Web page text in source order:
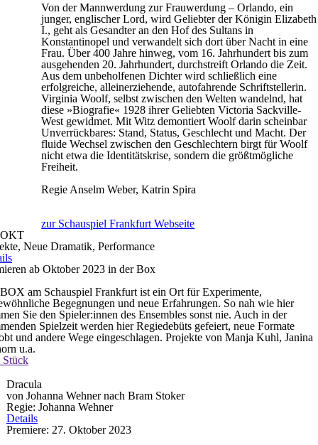
Von der Mannwerdung zur Frauwerdung – Orlando, ein
junger, englischer Lord, wird Geliebter der Königin Elizabeth
I., geht als Gesandter an den Hof des Sultans in
Konstantinopel und verwandelt sich dort über Nacht in eine
Frau. Über 400 Jahre hinweg, vom 16. Jahrhundert bis zum
ausgehenden 20. Jahrhundert, durchstreift Orlando die Zeit.
Aus dem unbeholfenen Dichter wird schließlich eine
erfolgreiche, alleinerziehende, autofahrende Schriftstellerin.
Virginia Woolf, selbst zwischen den Welten wandelnd, hat
diese »Biografie« 1928 ihrer Geliebten Victoria Sackville-
West gewidmet. Mit Witz demontiert Woolf darin scheinbar
Unverrückbares: Stand, Status, Geschlecht und Macht. Der
fluide Wechsel zwischen den Geschlechtern birgt für Woolf
nicht etwa die Identitätskrise, sondern die größtmögliche
Freiheit.
Regie Anselm Weber, Katrin Spira
zur Schauspiel Frankfurt Webseite
OKT
Neue Dramatik, Performance
ab Oktober 2023 in der Box
am Schauspiel Frankfurt ist ein Ort für Experimente,
Begegnungen und neue Erfahrungen. So nah wie hier
Sie den Spieler:innen des Ensembles sonst nie. Auch in der
Spielzeit werden hier Regiedebüts gefeiert, neue Formate
und andere Wege eingeschlagen. Projekte von Manja Kuhl, Janina
u.a.
Stück
Dracula
von Johanna Wehner nach Bram Stoker
Regie: Johanna Wehner
Details
Premiere: 27. Oktober 2023